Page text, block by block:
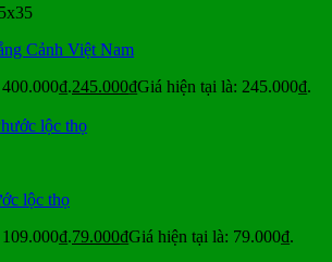
Cảnh Việt Nam
245.000₫Giá hiện tại là: 245.000₫.
lộc thọ
79.000₫Giá hiện tại là: 79.000₫.